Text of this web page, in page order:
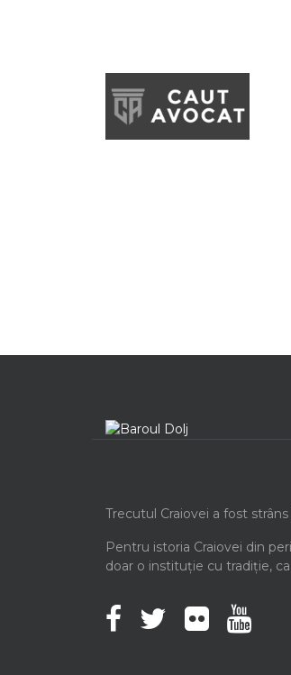
Trecutul Craiovei a fost
Pentru istoria Craiovei din
doar o instituție cu tradiție,